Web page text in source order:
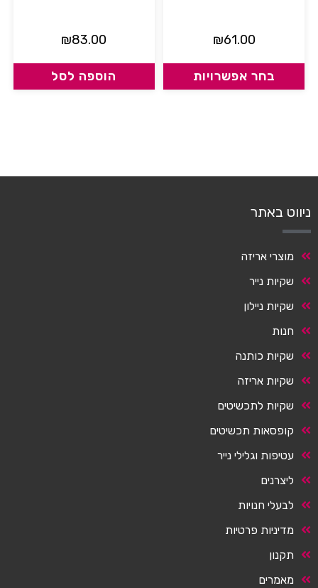
₪61.00
בחר אפשרויות
₪83.00
הוספה לסל
ניווט באתר
מוצרי אריזה
שקיות נייר
שקיות ניילון
חנות
שקיות כותנה
שקיות אריזה
שקיות לתכשיטים
קופסאות תכשיטים
עטיפות וגלילי נייר
ליצרנים
לבעלי חנויות
מדיניות פרטיות
תקנון
מאמרים